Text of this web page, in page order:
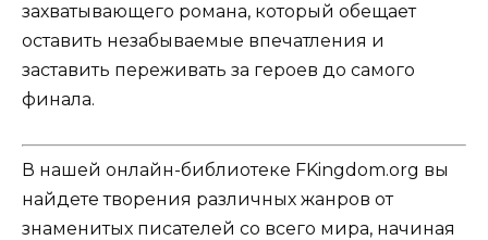
захватывающего романа, который обещает
оставить незабываемые впечатления и
заставить переживать за героев до самого
финала.
В нашей онлайн-библиотеке FKingdom.org вы
найдете творения различных жанров от
знаменитых писателей со всего мира, начиная